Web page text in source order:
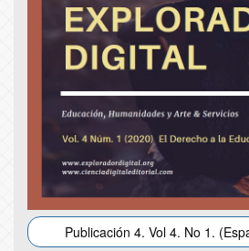
Publicación 4. Vol 4. No 1.